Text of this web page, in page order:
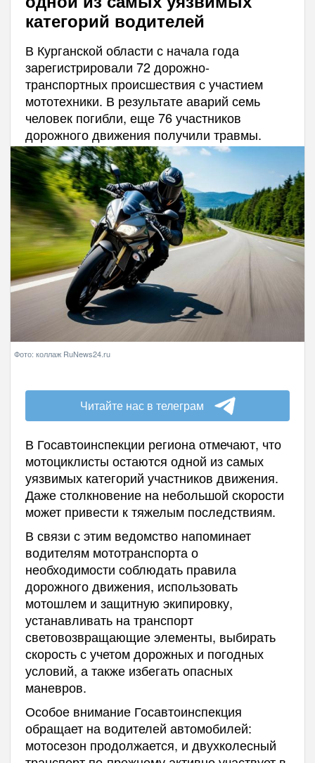
категорий водителей
В Курганской области с начала года
зарегистрировали 72 дорожно-
транспортных происшествия с участием
мототехники. В результате аварий семь
человек погибли, еще 76 участников
дорожного движения получили травмы.
Фото: коллаж RuNews24.ru
Читайте нас в телеграм
В Госавтоинспекции региона отмечают, что
мотоциклисты остаются одной из самых
уязвимых категорий участников движения.
Даже столкновение на небольшой скорости
может привести к тяжелым последствиям.
В связи с этим ведомство напоминает
водителям мототранспорта о
необходимости соблюдать правила
дорожного движения, использовать
мотошлем и защитную экипировку,
устанавливать на транспорт
световозвращающие элементы, выбирать
скорость с учетом дорожных и погодных
условий, а также избегать опасных
маневров.
Особое внимание Госавтоинспекция
обращает на водителей автомобилей:
мотосезон продолжается, и двухколесный